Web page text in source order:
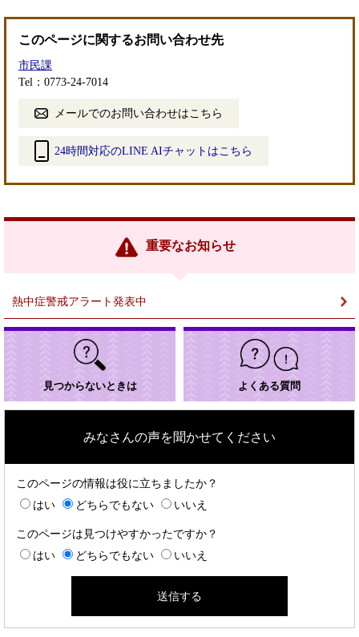
このページに関するお問い合わせ先
市民課
Tel：0773-24-7014
メールでのお問い合わせはこちら
24時間対応のLINE AIチャットはこちら
リ
重要なお知らせ
熱中症警戒アラート発表中
見つからないときは よくある質問
みなさんの声を聞かせてください
このページの情報は役に立ちましたか？
はい
どちらでもない いいえ
このページは見つけやすかったですか？
はい
どちらでもない いいえ